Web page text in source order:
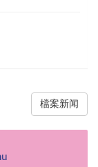
檔案新闻